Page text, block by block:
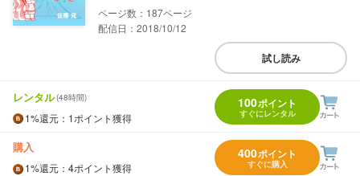
187
配信日：2018/10/12
試し読み
レンタル(48時間)
1%還元 ：1ポイント獲得
100ポイント
すぐにレンタル
購入
1%還元 ：4ポイント獲得
400ポイント
すぐに購入